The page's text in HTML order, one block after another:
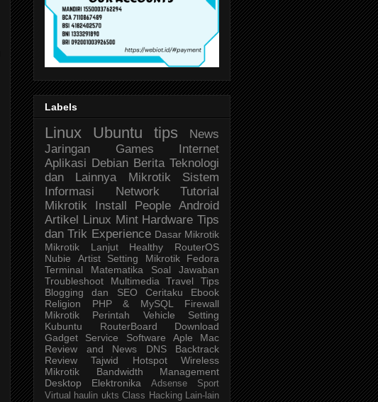
Labels
Linux Ubuntu tips
News
Jaringan
Games
Internet
Aplikasi Debian Berita Teknologi
dan Lainnya
Mikrotik
Sistem
Informasi
Network
Tutorial
Mikrotik
Install People Android
Artikel
Linux Mint Hardware Tips
dan Trik Experience Dasar Mikrotik
Mikrotik Lanjut
Healthy
RouterOS
Nubie
Artist Setting Mikrotik
Fedora
Terminal
Matematika
Soal Jawaban
Troubleshoot
Multimedia Travel
Tips
Blogging dan SEO
Ceritaku
Ebook
Religion
PHP & MySQL
Firewall
Mikrotik
Perintah Vehicle
Setting
Kubuntu
RouterBoard
Download
Gadget
Service Software
Aple Mac
Review and News
DNS
Backtrack
Review
Tajwid Hotspot
Wireless
Mikrotik
Bandwidth Management
Desktop
Elektronika Adsense
Sport
Virtual
haulin ukts Class Hacking Lain-lain